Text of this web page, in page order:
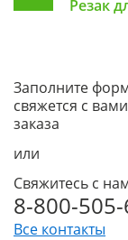
Резак
Заполните
свяжется с
заказа
или
Свяжитесь с
8-800-
Все контакты